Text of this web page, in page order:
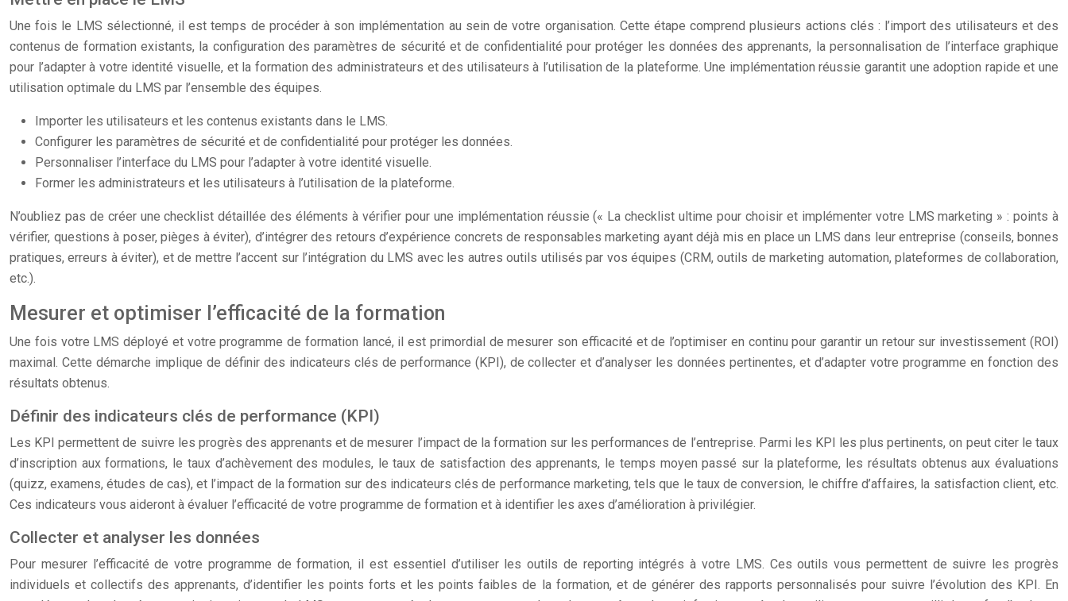
Une fois le LMS sélectionné, il est temps de procéder à son implémentation au sein de votre organisation. Cette étape comprend plusieurs actions clés : l’import des utilisateurs et des
contenus de formation existants, la configuration des paramètres de sécurité et de confidentialité pour protéger les données des apprenants, la personnalisation de l’interface graphique
pour l’adapter à votre identité visuelle, et la formation des administrateurs et des utilisateurs à l’utilisation de la plateforme. Une implémentation réussie garantit une adoption rapide et une
utilisation optimale du LMS par l’ensemble des équipes.
Importer les utilisateurs et les contenus existants dans le LMS.
Configurer les paramètres de sécurité et de confidentialité pour protéger les données.
Personnaliser l’interface du LMS pour l’adapter à votre identité visuelle.
Former les administrateurs et les utilisateurs à l’utilisation de la plateforme.
N’oubliez pas de créer une checklist détaillée des éléments à vérifier pour une implémentation réussie (« La checklist ultime pour choisir et implémenter votre LMS marketing » : points à
vérifier, questions à poser, pièges à éviter), d’intégrer des retours d’expérience concrets de responsables marketing ayant déjà mis en place un LMS dans leur entreprise (conseils, bonnes
pratiques, erreurs à éviter), et de mettre l’accent sur l’intégration du LMS avec les autres outils utilisés par vos équipes (CRM, outils de marketing automation, plateformes de collaboration,
etc.).
Mesurer et optimiser l’efficacité de la formation
Une fois votre LMS déployé et votre programme de formation lancé, il est primordial de mesurer son efficacité et de l’optimiser en continu pour garantir un retour sur investissement (ROI)
maximal. Cette démarche implique de définir des indicateurs clés de performance (KPI), de collecter et d’analyser les données pertinentes, et d’adapter votre programme en fonction des
résultats obtenus.
Définir des indicateurs clés de performance (KPI)
Les KPI permettent de suivre les progrès des apprenants et de mesurer l’impact de la formation sur les performances de l’entreprise. Parmi les KPI les plus pertinents, on peut citer le taux
d’inscription aux formations, le taux d’achèvement des modules, le taux de satisfaction des apprenants, le temps moyen passé sur la plateforme, les résultats obtenus aux évaluations
(quizz, examens, études de cas), et l’impact de la formation sur des indicateurs clés de performance marketing, tels que le taux de conversion, le chiffre d’affaires, la satisfaction client, etc.
Ces indicateurs vous aideront à évaluer l’efficacité de votre programme de formation et à identifier les axes d’amélioration à privilégier.
Collecter et analyser les données
Pour mesurer l’efficacité de votre programme de formation, il est essentiel d’utiliser les outils de reporting intégrés à votre LMS. Ces outils vous permettent de suivre les progrès
individuels et collectifs des apprenants, d’identifier les points forts et les points faibles de la formation, et de générer des rapports personnalisés pour suivre l’évolution des KPI. En